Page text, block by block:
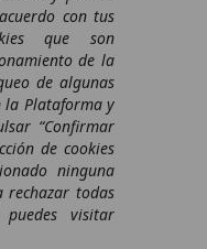
con tus
que son
de la
de algunas
la Plataforma y
“Confirmar
de cookies
ninguna
rechazar todas
visitar